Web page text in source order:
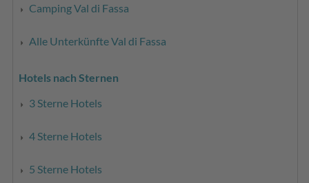
Camping Val di Fassa
Alle Unterkünfte Val di Fassa
Hotels nach Sternen
3 Sterne Hotels
4 Sterne Hotels
5 Sterne Hotels